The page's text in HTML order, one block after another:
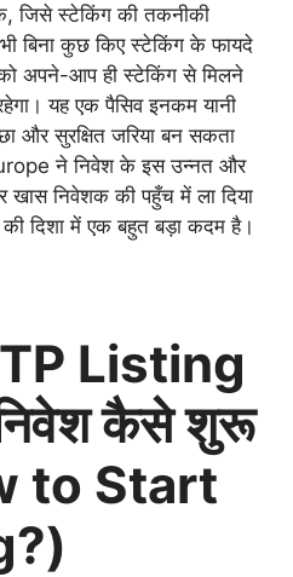
जिसे स्टेकिंग की तकनीकी
भी बिना कुछ किए स्टेकिंग के फायदे
अपने-आप ही स्टेकिंग से मिलने
यह एक पैसिव इनकम यानी
और सुरक्षित जरिया बन सकता
ने निवेश के इस उन्नत और
निवेशक की पहुँच में ला दिया
दिशा में एक बहुत बड़ा कदम है।
Listing
कैसे शुरू
to Start